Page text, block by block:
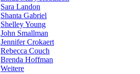
Sara Landon
Shanta Gabriel
Shelley Young
John Smallman
Jennifer Crokaert
Rebecca Couch
Brenda Hoffman
Weitere